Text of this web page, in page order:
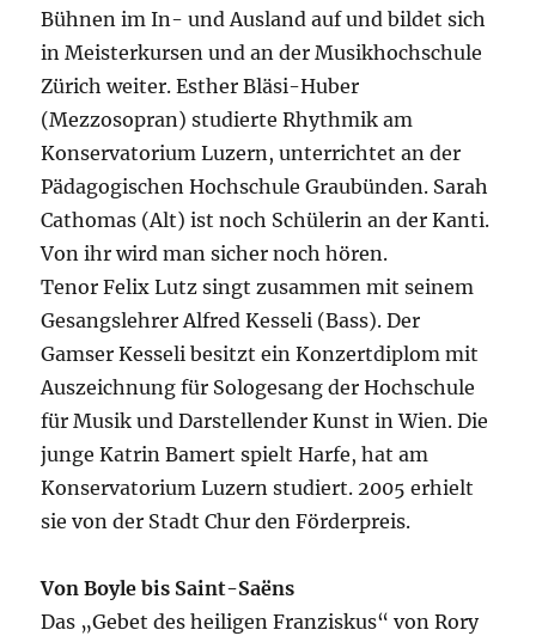
Bühnen im In- und Ausland auf und bildet sich
in Meisterkursen und an der Musikhochschule
Zürich weiter. Esther Bläsi-Huber
(Mezzosopran) studierte Rhythmik am
Konservatorium Luzern, unterrichtet an der
Pädagogischen Hochschule Graubünden. Sarah
Cathomas (Alt) ist noch Schülerin an der Kanti.
Von ihr wird man sicher noch hören.
Tenor Felix Lutz singt zusammen mit seinem
Gesangslehrer Alfred Kesseli (Bass). Der
Gamser Kesseli besitzt ein Konzertdiplom mit
Auszeichnung für Sologesang der Hochschule
für Musik und Darstellender Kunst in Wien. Die
junge Katrin Bamert spielt Harfe, hat am
Konservatorium Luzern studiert. 2005 erhielt
sie von der Stadt Chur den Förderpreis.
Von Boyle bis Saint-Saëns
Das „Gebet des heiligen Franziskus“ von Rory